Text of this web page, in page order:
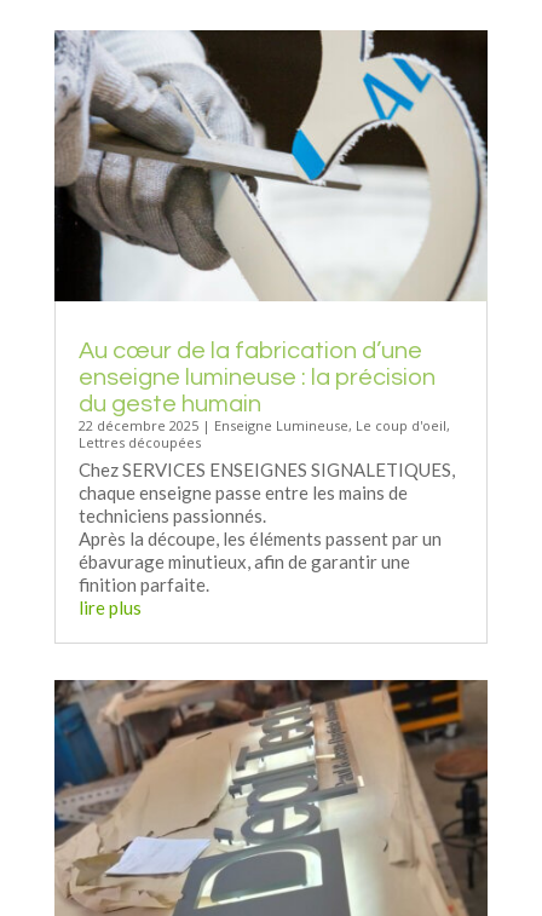
Au cœur de la fabrication d’une
enseigne lumineuse : la précision
du geste humain
22 décembre 2025| Enseigne Lumineuse, Le coup d'oeil,
Lettres découpées
Chez SERVICES ENSEIGNES SIGNALETIQUES,
chaque enseigne passe entre les mains de
techniciens passionnés.
Après la découpe, les éléments passent par un
ébavurage minutieux, afin de garantir une
finition parfaite.
lire plus